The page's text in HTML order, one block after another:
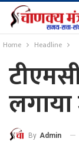
Home Headline
By Admin